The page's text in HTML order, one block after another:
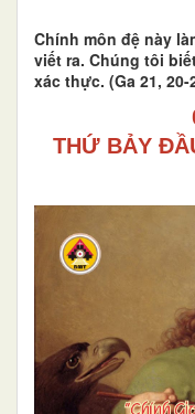
Chính môn đệ này
viết ra. Chúng tôi
xác thực. (Ga 21, 20-
THỨ BẢY